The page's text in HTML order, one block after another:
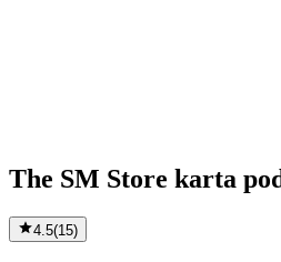
The SM Store karta
4.5(15)